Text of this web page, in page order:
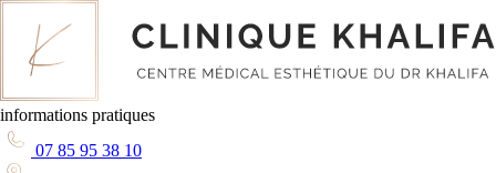
informations pratiques
07 85 95 38 10